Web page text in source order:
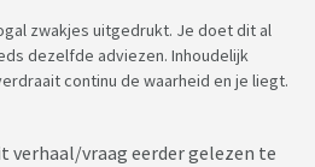
zwakjes uitgedrukt. Je doet dit al
dezelfde adviezen. Inhoudelijk
continu de waarheid en je liegt.
verhaal/vraag eerder gelezen te